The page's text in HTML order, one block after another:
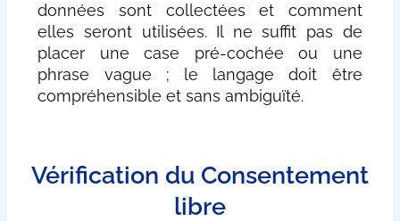
données sont collectées et comment
elles seront utilisées. Il ne suffit pas de
placer une case pré-cochée ou une
phrase vague ; le langage doit être
compréhensible et sans ambiguïté.
Vérification du Consentement
libre